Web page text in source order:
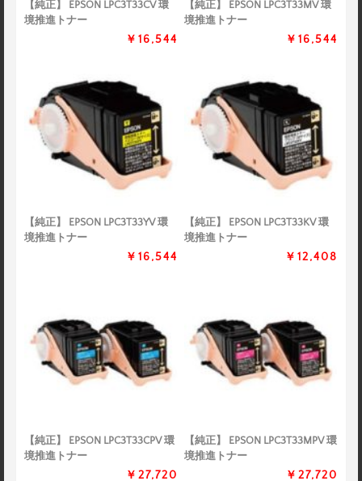
【純正】 EPSON LPC3T33CV 環
境推進トナー
￥16,544
【純正】 EPSON LPC3T33MV 環
境推進トナー
￥16,544
【純正】 EPSON LPC3T33YV 環
境推進トナー
￥16,544
【純正】 EPSON LPC3T33KV 環
境推進トナー
￥12,408
【純正】 EPSON LPC3T33CPV 環
境推進トナー
￥27,720
【純正】 EPSON LPC3T33MPV 環
境推進トナー
￥27,720